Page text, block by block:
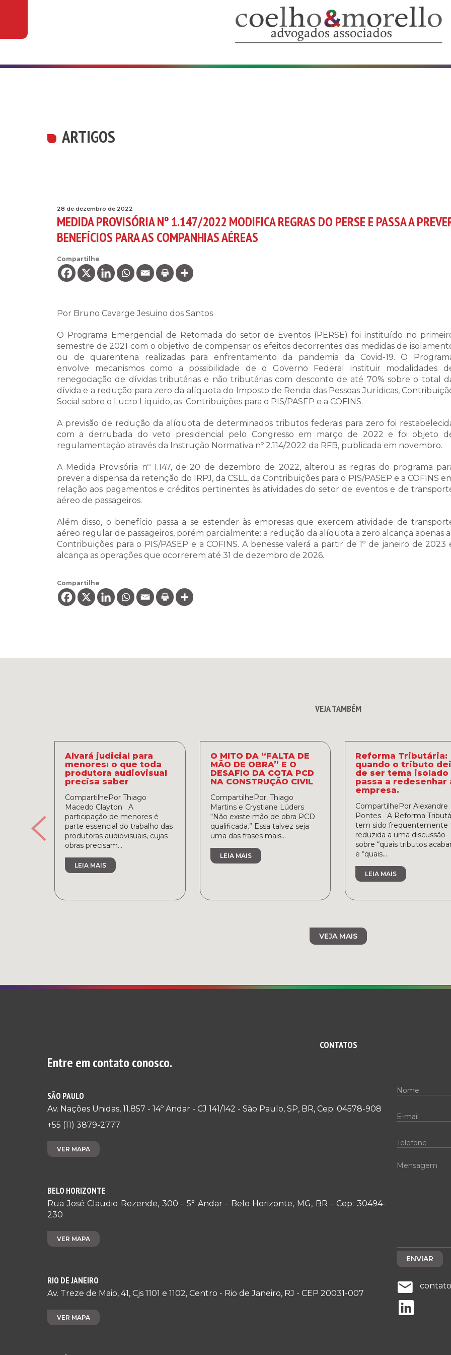
ARTIGOS
28 de dezembro de 2022
MEDIDA PROVISÓRIA Nº 1.147/2022 MODIFICA REGRAS DO PERSE E PASSA A
BENEFÍCIOS PARA AS COMPANHIAS AÉREAS
Compartilhe
Por Bruno Cavarge Jesuino dos Santos
O Programa Emergencial de Retomada do setor de Eventos (PERSE) foi instituído no
semestre de 2021 com o objetivo de compensar os efeitos decorrentes das medidas de
ou de quarentena realizadas para enfrentamento da pandemia da Covid-19. O
envolve mecanismos como a possibilidade de o Governo Federal instituir modalidades
renegociação de dívidas tributárias e não tributárias com desconto de até 70% sobre o total
dívida e a redução para zero da alíquota do Imposto de Renda das Pessoas Jurídicas,
Social sobre o Lucro Líquido, as Contribuições para o PIS/PASEP e a COFINS.
A previsão de redução da alíquota de determinados tributos federais para zero foi
com a derrubada do veto presidencial pelo Congresso em março de 2022 e foi objeto
regulamentação através da Instrução Normativa nº 2.114/2022 da RFB, publicada em novembro.
A Medida Provisória nº 1.147, de 20 de dezembro de 2022, alterou as regras do programa
prever a dispensa da retenção do IRPJ, da CSLL, da Contribuições para o PIS/PASEP e a COFINS
relação aos pagamentos e créditos pertinentes às atividades do setor de eventos e de
aéreo de passageiros.
Além disso, o benefício passa a se estender às empresas que exercem atividade de
aéreo regular de passageiros, porém parcialmente: a redução da alíquota a zero alcança apenas
Contribuições para o PIS/PASEP e a COFINS. A benesse valerá a partir de 1º de janeiro de 2023
alcança as operações que ocorrerem até 31 de dezembro de 2026.
Compartilhe
VEJA TAMBÉM
Alvará judicial para
menores: o que toda
produtora audiovisual
precisa saber
CompartilhePor Thiago
Macedo Clayton A
participação de menores é
parte essencial do trabalho das
produtoras audiovisuais, cujas
obras precisam...
LEIA MAIS
O MITO DA “FALTA DE
MÃO DE OBRA” E O
DESAFIO DA COTA PCD
NA CONSTRUÇÃO CIVIL
CompartilhePor: Thiago
Martins e Crystiane Lüders
“Não existe mão de obra PCD
qualificada.” Essa talvez seja
uma das frases mais...
LEIA MAIS
Reforma Tributária:
quando o tributo
de ser tema isolado
passa a redesenhar
empresa.
CompartilhePor Alexandre
Pontes A Reforma
tem sido frequentemente
reduzida a uma discussão
sobre “quais tributos
e “quais...
LEIA MAIS
VEJA MAIS
CONTATOS
Entre em contato conosco.
SÃO PAULO
Av. Nações Unidas, 11.857 - 14º Andar - CJ 141/142 - São Paulo, SP, BR, Cep: 04578-908
+55 (11) 3879-2777
VER MAPA
BELO HORIZONTE
Rua José Claudio Rezende, 300 - 5° Andar - Belo Horizonte, MG, BR - Cep: 30494-
230
VER MAPA
RIO DE JANEIRO
Av. Treze de Maio, 41, Cjs 1101 e 1102, Centro - Rio de Janeiro, RJ - CEP 20031-007
VER MAPA